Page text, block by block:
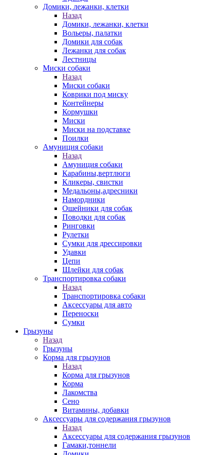
Домики, лежанки, клетки
Назад
Домики, лежанки, клетки
Вольеры, палатки
Домики для собак
Лежанки для собак
Лестницы
Миски собаки
Назад
Миски собаки
Коврики под миску
Контейнеры
Кормушки
Миски
Миски на подставке
Поилки
Амуниция собаки
Назад
Амуниция собаки
Карабины,вертлюги
Кликеры, свистки
Медальоны,адресники
Намордники
Ошейники для собак
Поводки для собак
Ринговки
Рулетки
Сумки для дрессировки
Удавки
Цепи
Шлейки для собак
Транспортировка собаки
Назад
Транспортировка собаки
Аксессуары для авто
Переноски
Сумки
Грызуны
Назад
Грызуны
Корма для грызунов
Назад
Корма для грызунов
Корма
Лакомства
Сено
Витамины, добавки
Аксессуары для содержания грызунов
Назад
Аксессуары для содержания грызунов
Гамаки,тоннели